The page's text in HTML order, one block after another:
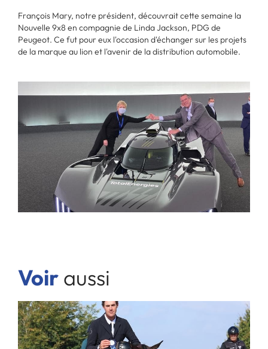
François Mary, notre président, découvrait cette semaine la
Nouvelle 9x8 en compagnie de Linda Jackson, PDG de
Peugeot. Ce fut pour eux l'occasion d'échanger sur les projets
de la marque au lion et l'avenir de la distribution automobile.
Voir aussi